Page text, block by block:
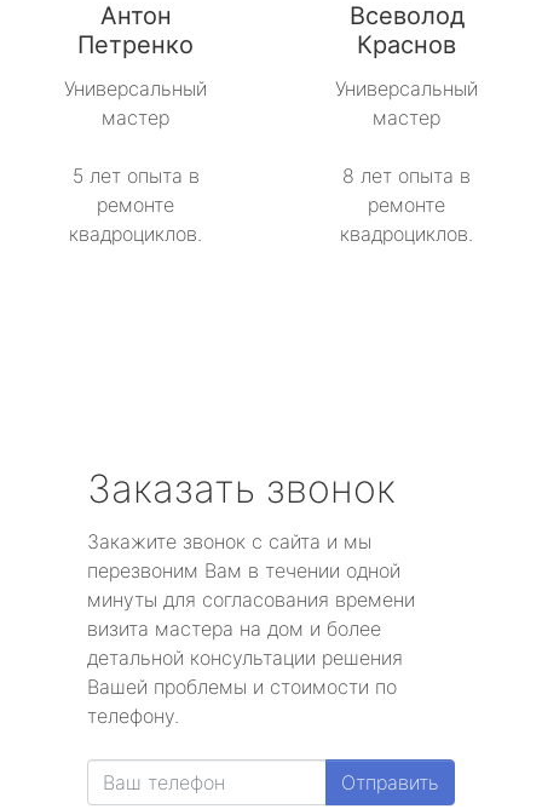
Антон
Петренко
Универсальный
мастер
5 лет опыта в
ремонте
квадроциклов.
Всеволод
Краснов
Универсальный
мастер
8 лет опыта в
ремонте
квадроциклов.
Заказать звонок
Закажите звонок с сайта и мы
перезвоним Вам в течении одной
минуты для согласования времени
визита мастера на дом и более
детальной консультации решения
Вашей проблемы и стоимости по
телефону.
Отправить